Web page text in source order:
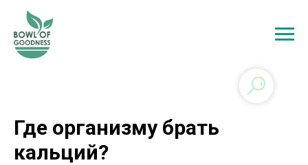
Где организму брать
кальций?